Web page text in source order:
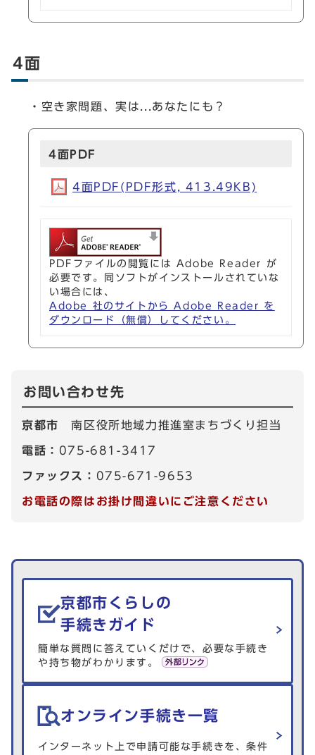
4面
・空き家問題、実は...あなたにも？
4面PDF
4面PDF(PDF形式, 413.49KB)
PDFファイルの閲覧には Adobe Reader が
必要です。同ソフトがインストールされていな
い場合には、
Adobe 社のサイトから Adobe Reader を
ダウンロード（無償）してください。
お問い合わせ先
京都市南区役所地域力推進室まちづくり担当
電話： 075-681-3417
ファックス： 075-671-9653
お電話の際はお掛け間違いにご注意ください
生活情報を探す
京都市くらしの
手続きガイド
簡単な質問に答えていくだけで、必要な手続き
や持ち物がわかります。
オンライン手続き一覧
インターネット上で申請可能な手続きを、条件